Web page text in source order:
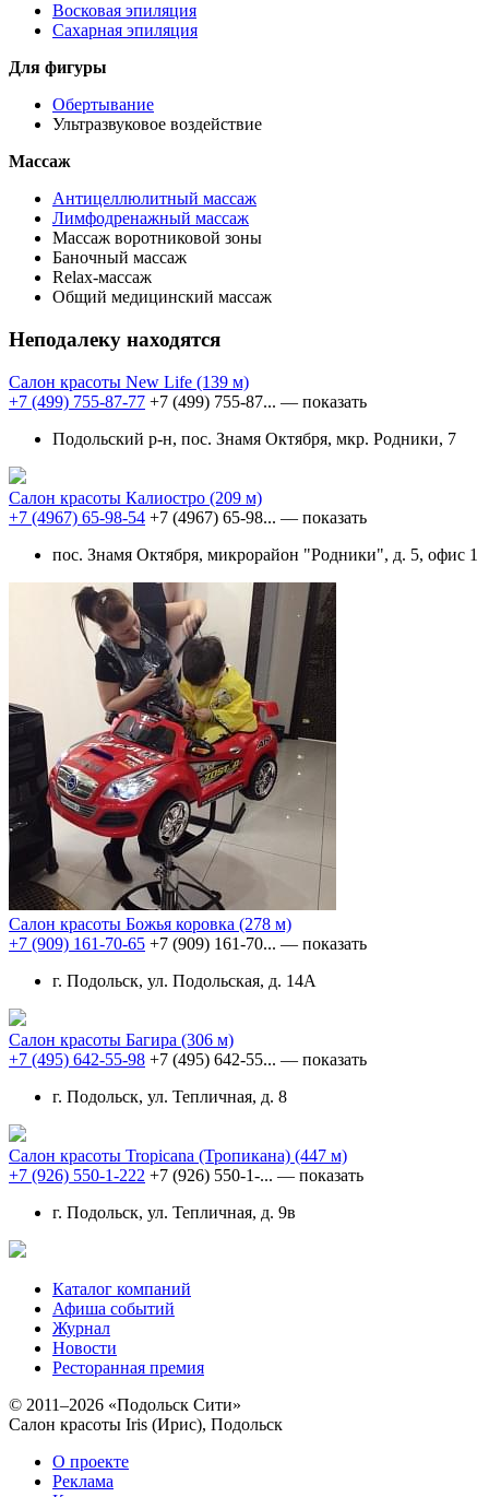
Восковая эпиляция
Сахарная эпиляция
Для фигуры
Обертывание
Ультразвуковое воздействие
Массаж
Антицеллюлитный массаж
Лимфодренажный массаж
Массаж воротниковой зоны
Баночный массаж
Relax-массаж
Общий медицинский массаж
Неподалеку находятся
Салон красоты New Life (139 м)
+7 (499) 755-87-77 +7 (499) 755-87... — показать
Подольский р-н, пос. Знамя Октября, мкр. Родники, 7
Салон красоты Калиостро (209 м)
+7 (4967) 65-98-54 +7 (4967) 65-98... — показать
пос. Знамя Октября, микрорайон "Родники", д. 5, офис 1
Салон красоты Божья коровка (278 м)
+7 (909) 161-70-65 +7 (909) 161-70... — показать
г. Подольск, ул. Подольская, д. 14А
Салон красоты Багира (306 м)
+7 (495) 642-55-98 +7 (495) 642-55... — показать
г. Подольск, ул. Тепличная, д. 8
Салон красоты Tropicana (Тропикана) (447 м)
+7 (926) 550-1-222 +7 (926) 550-1-... — показать
г. Подольск, ул. Тепличная, д. 9в
Каталог компаний
Афиша событий
Журнал
Новости
Ресторанная премия
© 2011–2026 «Подольск Сити»
Салон красоты Iris (Ирис), Подольск
О проекте
Реклама